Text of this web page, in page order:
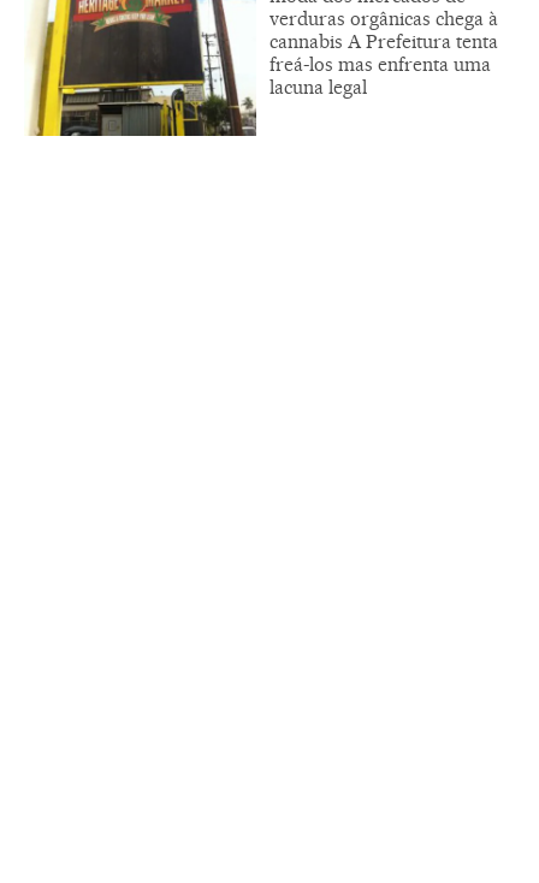
verduras orgânicas chega à
cannabis A Prefeitura tenta
freá-los mas enfrenta uma
lacuna legal